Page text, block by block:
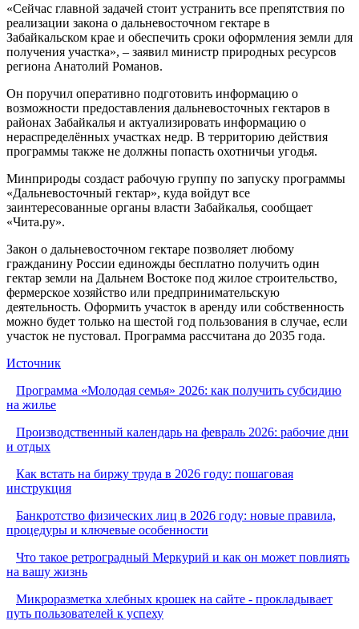
«Сейчас главной задачей стоит устранить все препятствия по
реализации закона о дальневосточном гектаре в
Забайкальском крае и обеспечить сроки оформления земли для
получения участка», – заявил министр природных ресурсов
региона Анатолий Романов.
Он поручил оперативно подготовить информацию о
возможности предоставления дальневосточных гектаров в
районах Забайкалья и актуализировать информацию о
нераспределённых участках недр. В территорию действия
программы также не должны попасть охотничьи угодья.
Минприроды создаст рабочую группу по запуску программы
«Дальневосточный гектар», куда войдут все
заинтересованные органы власти Забайкалья, сообщает
«Чита.ру».
Закон о дальневосточном гектаре позволяет любому
гражданину России единожды бесплатно получить один
гектар земли на Дальнем Востоке под жилое строительство,
фермерское хозяйство или предпринимательскую
деятельность. Оформить участок в аренду или собственность
можно будет только на шестой год пользования в случае, если
участок не пустовал. Программа рассчитана до 2035 года.
Источник
Программа «Молодая семья» 2026: как получить субсидию
на жилье
Производственный календарь на февраль 2026: рабочие дни
и отдых
Как встать на биржу труда в 2026 году: пошаговая
инструкция
Банкротство физических лиц в 2026 году: новые правила,
процедуры и ключевые особенности
Что такое ретроградный Меркурий и как он может повлиять
на вашу жизнь
Микроразметка хлебных крошек на сайте - прокладывает
путь пользователей к успеху